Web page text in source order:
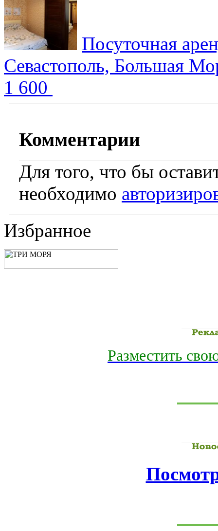
Посуточная
Севастополь, Большая
1 600
Комментарии
Для того, что бы
необходимо
Избранное
Разместить